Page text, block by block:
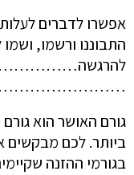
אפשרו לדברים
התבוננו ורשמו,
גורם האושר הוא
ביותר. לכם
בגורמי ההזנה